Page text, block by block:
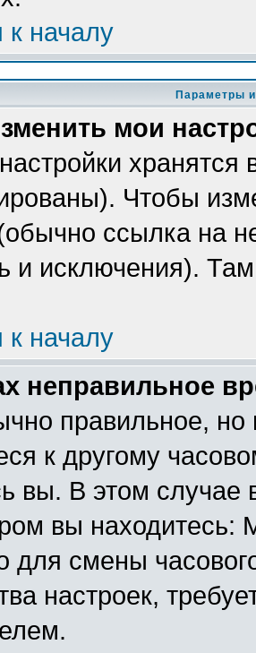
к началу
Параметры
мои
Чтобы
ссылка на
и исключения).
к началу
неправильное
правильное,
к другому
вы. В этом
вы
для смены
настроек,